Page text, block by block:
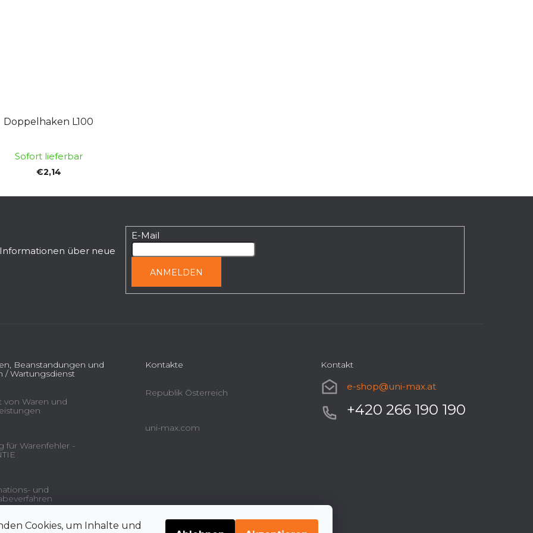
Cookies, um Inhalte und
Doppelhaken L100
Sofort lieferbar
€2,14
über neue
E-Mail
ANMELDEN
Beanstandungen und
/ Wartungsdienst
von Waren und
für Warenfehler -
und
Kontakte
Republik Österreich
uni-max.com
Kontakt
e-shop@uni-max.at
+420 266 190 190